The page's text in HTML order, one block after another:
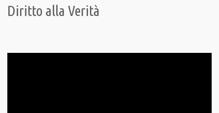
Diritto alla Verità